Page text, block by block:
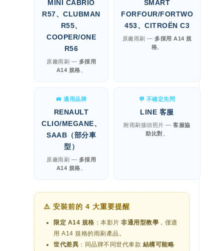
MINI CABRIO
R57、CLUBMAN
R55、
COOPER/ONE
R56
原廠雨刷 — 多採用
A14 規格
SMART
FORFOUR/FORTWO
453、CITROËN C3
原廠雨刷 — 多採用 A14 規
格
🚐 適用品牌
RENAULT
CLIO/MEGANE、
SAAB（部分車
型）
原廠雨刷 — 多採用
A14 規格
💬 不確定先問
LINE 客服
附雨刷接頭照片 —客服協
助比對
⚠️ 安裝前的 4 大重要提醒
限定 A14 規格 ：本影片 非通用型教學 ，僅適
用 A14 規格的雨刷產品。
世代差異 ：同品牌不同世代車款 結構可能略